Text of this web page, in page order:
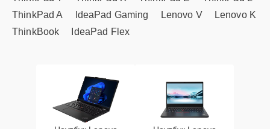
ThinkPad A
IdeaPad Gaming Lenovo V
Lenovo K
ThinkBook
IdeaPad Flex